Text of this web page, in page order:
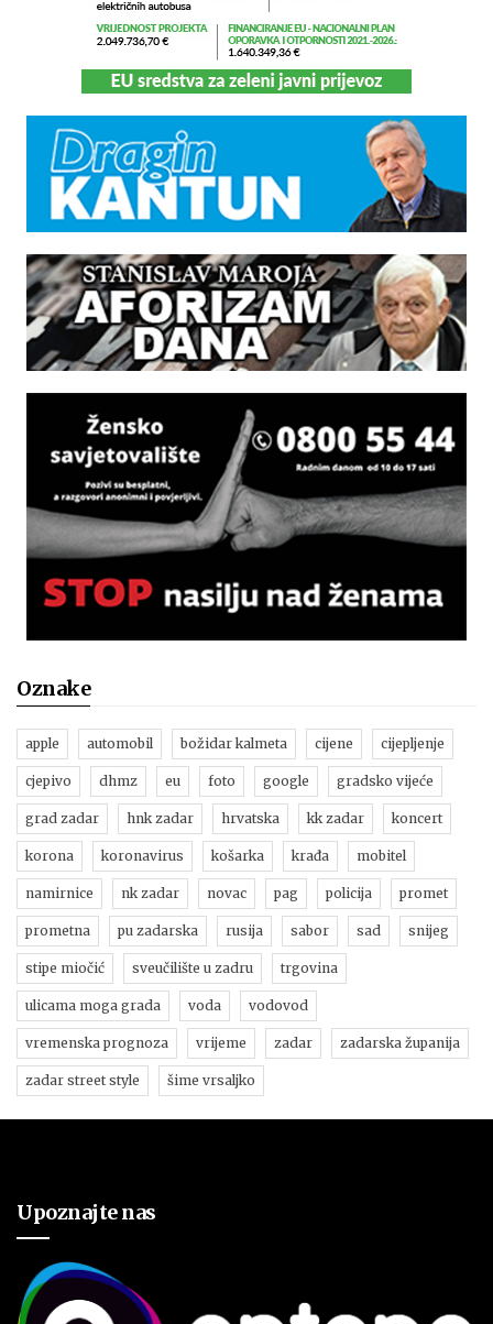
Oznake
apple automobil božidar kalmeta cijene cijepljenje
cjepivo dhmz eu foto google gradsko vijeće
grad zadar hnk zadar hrvatska kk zadar koncert
korona koronavirus košarka krađa mobitel
namirnice nk zadar novac pag policija promet
prometna pu zadarska rusija sabor sad snijeg
stipe miočić sveučilište u zadru trgovina
ulicama moga grada voda vodovod
vremenska prognoza vrijeme zadar zadarska županija
zadar street style šime vrsaljko
Upoznajte nas